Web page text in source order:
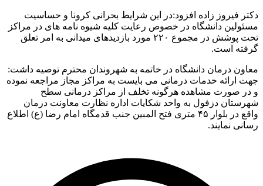
دکتر فیروز زاده افزود:در این شرایط بحرانی کرونا و حساسیت
مسئولین دانشگاه در خصوص رعایت کلیه شیوه نامه های در مراکز
تحت پوشش در مجموع ۲۲۰ مورد بازدیدهای میدانی به امر تعلق
گرفته است.
معاون درمان دانشگاه در خاتمه به شهروندان محترم توصیه داشت:
جهت ارائه خدمات درمانی می بایست به مراکز مجاز مراجعه نموده
و در صورت مشاهده هرگونه تخلف از مراکز درمانی سطح
شهرستان دزفول به واحد شکایات اداره نظارت معاونت درمان
واقع در بلوار ۴۵ متری فتح المبین جنب قدمگاه امام رضا (ع) اطلاع
رسانی نمایند.